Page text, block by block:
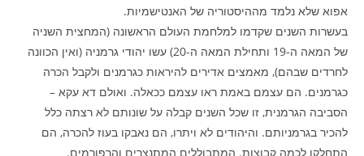
אפוא שלא נלמד מההיסטוריה של האנטישמיות.
בעשרות השנים שקדמו למלחמת העולם הראשונה (המחצית השניה
של המאה ה-19 ותחילת המאה ה-20) עשו יהודי גרמניה (ואין הכוונה
לחרדים שבהם), מאמצים אדירים להיראות כגרמנים ולקבל הכרה
כגרמנים. הם עצמם באמת ראו עצמם ככאלה. ואולם דא עקא –
הסביבה הגרמנית, זו שכל השנים קבלה על שונותם לא רצתה כלל
להכיר בגרמניותם. והיהודים לא ויתרו, הם נאבקו בעוז להכרה, הם
התחלקו לכמה קבוצות. המתבוללים המתנצרים והרפורמים.